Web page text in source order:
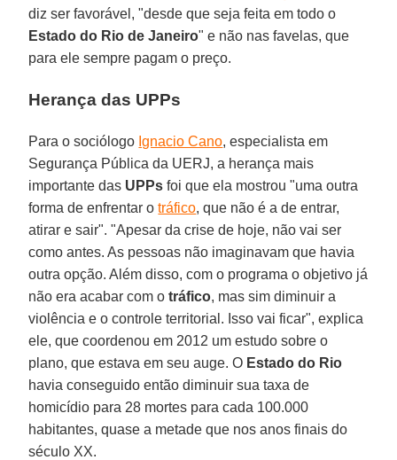
diz ser favorável, "desde que seja feita em todo o
Estado do Rio de Janeiro" e não nas favelas, que
para ele sempre pagam o preço.
Herança das UPPs
Para o sociólogo Ignacio Cano, especialista em
Segurança Pública da UERJ, a herança mais
importante das UPPs foi que ela mostrou "uma outra
forma de enfrentar otráfico, que não é a de entrar,
atirar e sair". "Apesar da crise de hoje, não vai ser
como antes. As pessoas não imaginavam que havia
outra opção. Além disso, com o programa o objetivo já
não era acabar com otráfico, mas sim diminuir a
violência e o controle territorial. Isso vai ficar", explica
ele, que coordenou em 2012 um estudo sobre o
plano, que estava em seu auge. O Estado do Rio
havia conseguido então diminuir sua taxa de
homicídio para 28 mortes para cada 100.000
habitantes, quase a metade que nos anos finais do
século XX.